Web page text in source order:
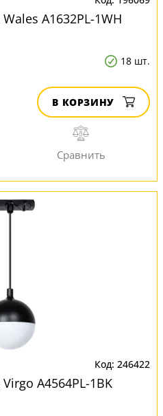
A1632PL-1WH
18 шт.
В КОРЗИНУ
246422
A4564PL-1BK